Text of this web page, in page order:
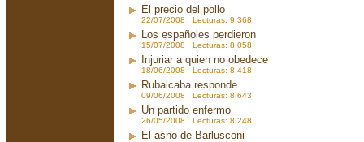
El precio del pollo
22/07/2008 Lecturas: 9.368
Los españoles perdieron
15/07/2008 Lecturas: 8.058
Injuriar a quien no obedece
18/06/2008 Lecturas: 8.418
Rubalcaba responde
09/06/2008 Lecturas: 8.643
Un partido enfermo
26/05/2008 Lecturas: 8.248
El asno de Barlusconi